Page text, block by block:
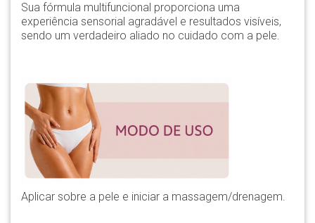
Sua fórmula multifuncional proporciona uma
experiência sensorial agradável e resultados visíveis,
sendo um verdadeiro aliado no cuidado com a pele.
Aplicar sobre a pele e iniciar a massagem/drenagem.